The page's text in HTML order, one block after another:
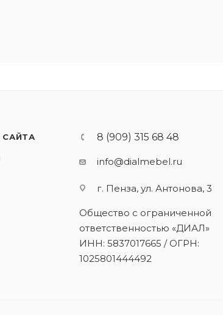
САЙТА 8 (909) 315 68 48
info@dialmebel.ru
г. Пенза, ул. Антонова, 3
Общество с ограниченной
ответственностью «ДИАЛ»
ИНН: 5837017665 / ОГРН:
1025801444492